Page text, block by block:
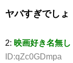
ヤバすぎでしょ
2: 映画好き名無し
ID:qZc0GDmpa